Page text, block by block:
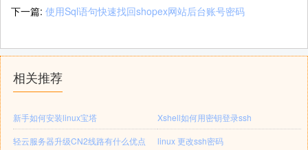
下一篇: 使用Sql语句快速找回shopex网站后台账号密码
相关推荐
新手如何安装linux宝塔
Xshell如何用密钥登录ssh
轻云服务器升级CN2线路有什么优点
linux 更改ssh密码